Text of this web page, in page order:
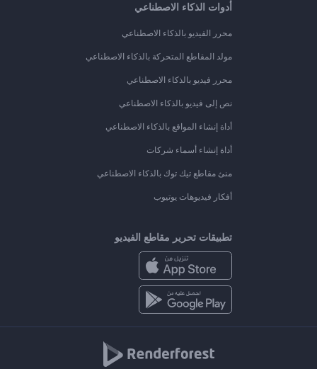
أدوات الذكاء الاصطناعي
محرر الفيديو بالذكاء الاصطناعي
مولد المقاطع المتحركة بالذكاء الاصطناعي
محرر فيديو بالذكاء الاصطناعي
نص إلى فيديو بالذكاء الاصطناعي
أداة إنشاء المواقع بالذكاء الاصطناعي
أداة إنشاء أسماء شركات
منئ مقاطع تيك توك بالذكاء الاصطناعي
أفكار فيديوهات يوتيوب
تطبيقات تحرير مقاطع الفيديو